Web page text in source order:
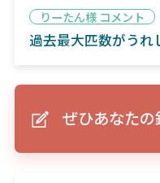
りーたん様 コメント
過去最大匹数がうれ
ぜひあなたの